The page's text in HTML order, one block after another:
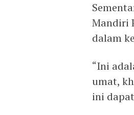
Mandiri
dalam
“Ini
umat,
ini